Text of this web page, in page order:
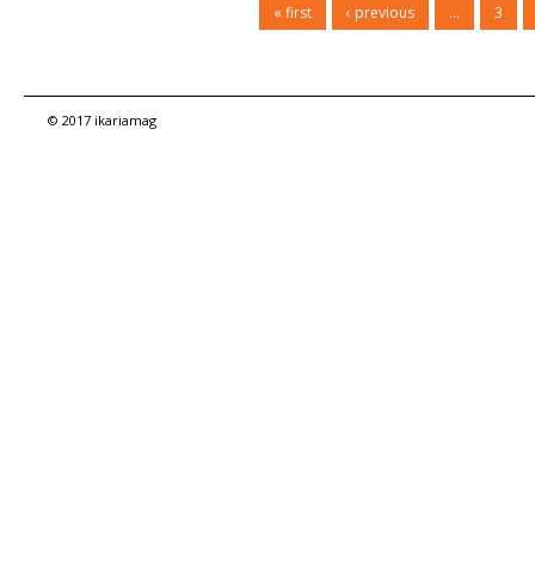
« first ‹ previous … 3
© 2017 ikariamag